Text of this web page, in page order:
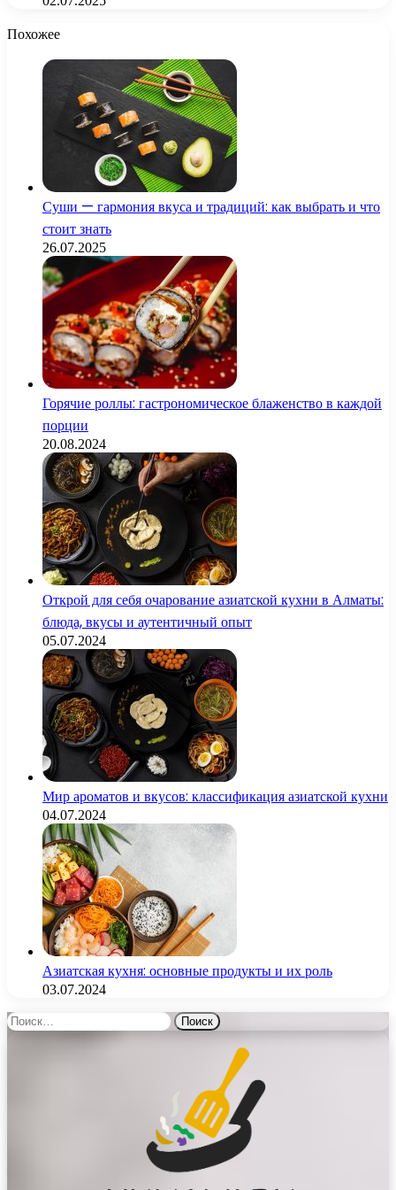
Похожее
Суши — гармония вкуса и традиций: как выбрать и что
стоит знать
26.07.2025
Горячие роллы: гастрономическое блаженство в каждой
порции
20.08.2024
Открой для себя очарование азиатской кухни в Алматы:
блюда, вкусы и аутентичный опыт
05.07.2024
Мир ароматов и вкусов: классификация азиатской кухни
04.07.2024
Азиатская кухня: основные продукты и их роль
03.07.2024
Найти: